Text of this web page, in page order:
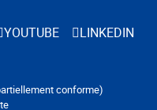
YOUTUBE
LINKEDIN
conforme)